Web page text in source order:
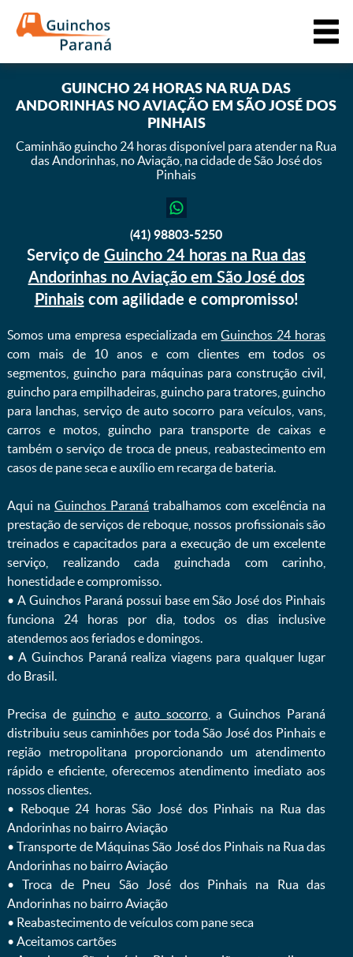
GUINCHO 24 HORAS NA RUA DAS
ANDORINHAS NO AVIAÇÃO EM SÃO JOSÉ DOS
PINHAIS
Caminhão guincho 24 horas disponível para atender na Rua
das Andorinhas, no Aviação, na cidade de São José dos
Pinhais
(41) 98803-5250
Serviço deGuincho 24 horas na Rua das
Andorinhas no Aviação em São José dos
Pinhaiscom agilidade e compromisso!
Somos uma empresa especializada emGuinchos 24 horas
com mais de 10 anos e com clientes em todos os
segmentos, guincho para máquinas para construção civil,
guincho para empilhadeiras, guincho para tratores, guincho
para lanchas, serviço de auto socorro para veículos, vans,
carros e motos, guincho para transporte de caixas e
também o serviço de troca de pneus, reabastecimento em
casos de pane seca e auxílio em recarga de bateria. ㅤㅤ
Aqui naGuinchos Paraná trabalhamos com excelência na
prestação de serviços de reboque, nossos profissionais são
treinados e capacitados para a execução de um excelente
serviço, realizando cada guinchada com carinho,
honestidade e compromisso.
ㅤㅤ• A Guinchos Paraná possui base em São José dos Pinhais
funciona 24 horas por dia, todos os dias inclusive
atendemos aos feriados e domingos.
ㅤㅤ• A Guinchos Paraná realiza viagens para qualquer lugar
do Brasil.
Precisa de guinchoe auto socorro, a Guinchos Paraná
distribuiu seus caminhões por toda São José dos Pinhais e
região metropolitana proporcionando um atendimento
rápido e eficiente, oferecemos atendimento imediato aos
nossos clientes.
ㅤㅤ• Reboque 24 horas São José dos Pinhais na Rua das
Andorinhas no bairro Aviação
ㅤㅤ• Transporte de Máquinas São José dos Pinhais na Rua das
Andorinhas no bairro Aviação
ㅤㅤ• Troca de Pneu São José dos Pinhais na Rua das
Andorinhas no bairro Aviação
ㅤㅤ• Reabastecimento de veículos com pane seca
ㅤㅤ• Aceitamos cartões